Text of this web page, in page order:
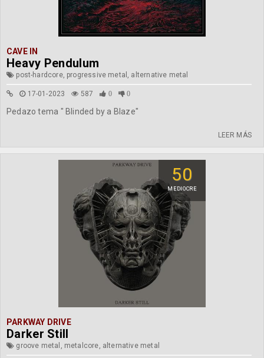
CAVE IN
Heavy Pendulum
post-hardcore, progressive metal, alternative metal
17-01-2023 587 0 0
Pedazo tema " Blinded by a Blaze"
LEER MÁS
50
MEDIOCRE
PARKWAY DRIVE
Darker Still
groove metal, metalcore, alternative metal